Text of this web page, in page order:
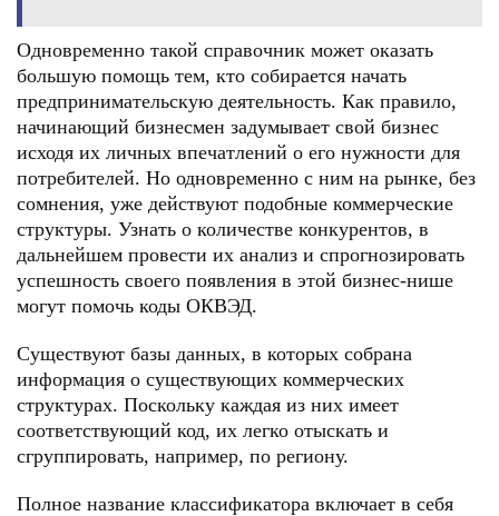
Одновременно такой справочник может оказать
большую помощь тем, кто собирается начать
предпринимательскую деятельность. Как правило,
начинающий бизнесмен задумывает свой бизнес
исходя их личных впечатлений о его нужности для
потребителей. Но одновременно с ним на рынке, без
сомнения, уже действуют подобные коммерческие
структуры. Узнать о количестве конкурентов, в
дальнейшем провести их анализ и спрогнозировать
успешность своего появления в этой бизнес-нише
могут помочь коды ОКВЭД.
Существуют базы данных, в которых собрана
информация о существующих коммерческих
структурах. Поскольку каждая из них имеет
соответствующий код, их легко отыскать и
сгруппировать, например, по региону.
Полное название классификатора включает в себя